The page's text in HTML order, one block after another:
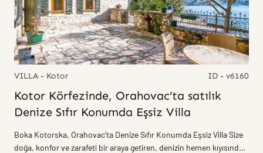
VILLA - Kotor ID - v6160
Kotor Körfezinde, Orahovac’ta satılık
Denize Sıfır Konumda Eşsiz Villa
Boka Kotorska, Orahovac’ta Denize Sıfır Konumda Eşsiz Villa Size
doğa, konfor ve zarafeti bir araya getiren, denizin hemen kıyısında